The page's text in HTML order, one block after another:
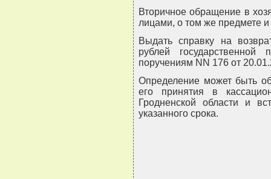
Вторичное обращение в
лицами, о том же предмете
Выдать справку на
рублей
поручениям NN 176 от
Определение может быть
его принятия в
Гродненской области и
указанного срока.